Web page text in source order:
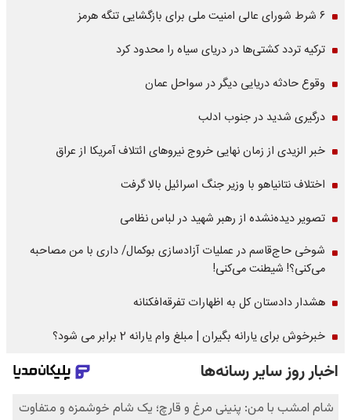
۶ شرط شورای عالی امنیت ملی برای بازگشایی تنگه هرمز
ترکیه تردد کشتی‌ها در دریای سیاه را محدود کرد
وقوع حادثه دریایی دیگر در سواحل عمان
درگیری شدید در جنوب ادلب
خبر الزیدی از زمان نهایی خروج نیروهای ائتلاف آمریکا از عراق
اختلاف نتانیاهو با وزیر جنگ اسرائیل بالا گرفت
تصویر دیده‌نشده از رهبر شهید در لباس نظامی
شوخی حاج‌قاسم در عملیات آزادسازی بوکمال/ داری با من مصاحبه‌
می‌کنی؟! شیطنت می‌کنی!
هشدار دادستان کل به اظهارات تفرقه‌افکنانه
خبرخوش برای یارانه بگیران | مبلغ وام یارانه 2 برابر می شود؟